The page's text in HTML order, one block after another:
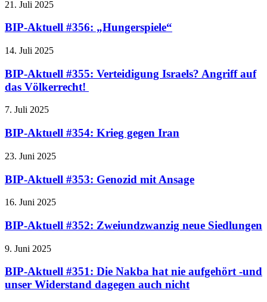
21. Juli 2025
BIP-Aktuell #356: „Hungerspiele“
14. Juli 2025
BIP-Aktuell #355: Verteidigung Israels? Angriff auf
das Völkerrecht!
7. Juli 2025
BIP-Aktuell #354: Krieg gegen Iran
23. Juni 2025
BIP-Aktuell #353: Genozid mit Ansage
16. Juni 2025
BIP-Aktuell #352: Zweiundzwanzig neue Siedlungen
9. Juni 2025
BIP-Aktuell #351: Die Nakba hat nie aufgehört -und
unser Widerstand dagegen auch nicht